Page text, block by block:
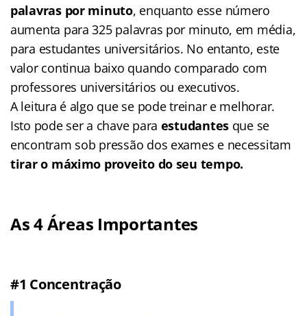
palavras por minuto, enquanto esse número
aumenta para 325 palavras por minuto, em média,
para estudantes universitários. No entanto, este
valor continua baixo quando comparado com
professores universitários ou executivos.
A leitura é algo que se pode treinar e melhorar.
Isto pode ser a chave para estudantes que se
encontram sob pressão dos exames e necessitam
tirar o máximo proveito do seu tempo.
As 4 Áreas Importantes
#1 Concentração